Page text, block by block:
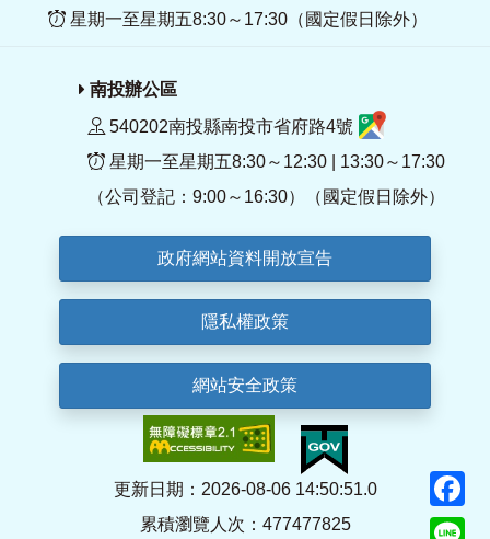
星期一至星期五8:30～17:30（國定假日除外）
南投辦公區
540202南投縣南投市省府路4號
星期一至星期五8:30～12:30 | 13:30～17:30
（公司登記：9:00～16:30）（國定假日除外）
政府網站資料開放宣告
隱私權政策
網站安全政策
更新日期：2026-08-06 14:50:51.0
累積瀏覽人次：477477825